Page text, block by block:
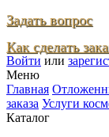
Задать вопрос
Как сделать
Войти или
Меню
Главная
заказа Услуги
Каталог